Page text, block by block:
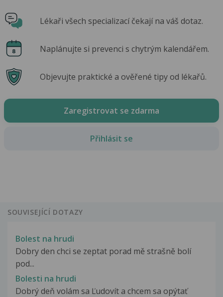
Lékaři všech specializací čekají na váš dotaz.
Naplánujte si prevenci s chytrým kalendářem.
Objevujte praktické a ověřené tipy od lékařů.
Zaregistrovat se zdarma
Přihlásit se
SOUVISEJÍCÍ DOTAZY
Bolest na hrudi
Dobry den chci se zeptat porad mě strašně bolí
pod...
Bolesti na hrudi
Dobrý deň volám sa Ľudovít a chcem sa opýtať